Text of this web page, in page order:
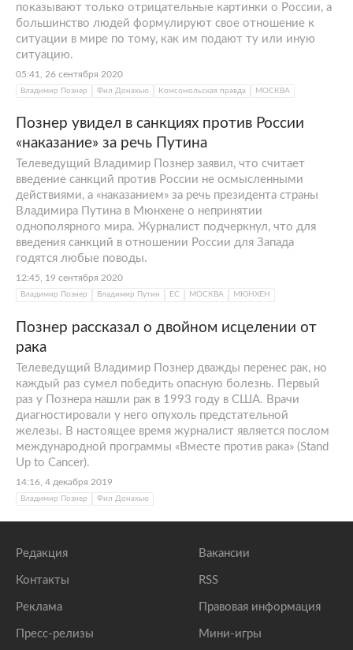
показывают только отрицательные картинки о России, а
большинство людей формулируют свое отношение к
ситуации в мире по тому, как им подают ту или иную
ситуацию.
05:41, 26 сентября 2020
Владимир Познер Фил Донахью Комсомольская правда МОСКВА
Познер увидел в санкциях против России
«наказание» за речь Путина
Телеведущий Владимир Познер заявил, что считает
введение санкций против России не осмысленными
действиями, а «наказанием» за речь президента страны
Владимира Путина в Мюнхене о непринятии
однополярного мира. Журналист подчеркнул, что для
введения санкций в отношении России для Запада
годятся любые поводы.
12:45, 19 сентября 2020
Владимир Познер Владимир Путин ЕС МОСКВА МЮНХЕН
Познер рассказал о двойном исцелении от
рака
Телеведущий Владимир Познер дважды перенес рак, но
каждый раз сумел победить опасную болезнь. Первый
раз у Познера нашли рак в 1993 году в США. Врачи
диагностировали у него опухоль предстательной
железы. В настоящее время журналист является послом
международной программы «Вместе против рака» (Stand
Up to Cancer).
14:16, 4 декабря 2019
Владимир Познер Фил Донахью
Редакция
Контакты
Реклама
Пресс-релизы
Вакансии
RSS
Правовая информация
Мини-игры